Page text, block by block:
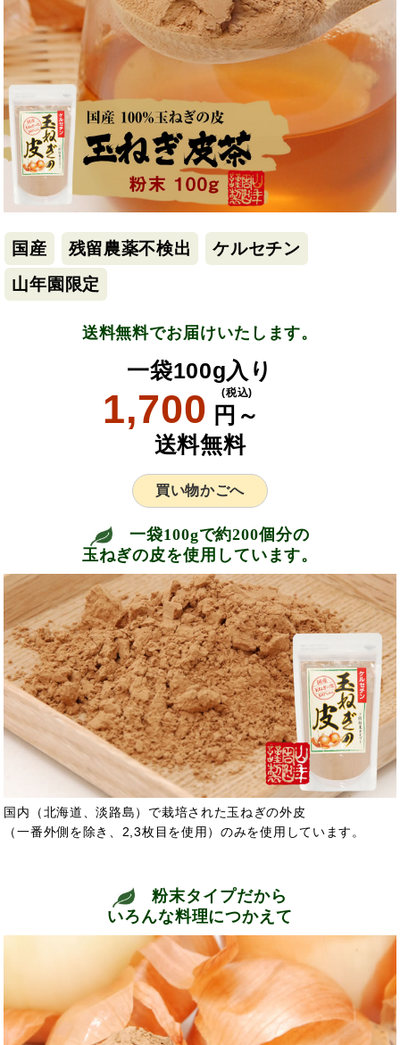
国産 残留農薬不検出
ケルセチン
山年園限定
送料無料でお届けいたします。
一袋100g入り
1,700 円～
(税込)
送料無料
買い物かごへ
一袋100gで約200個分の
玉ねぎの皮を使用しています。
国内（北海道、淡路島）で栽培された玉ねぎの外皮
（一番外側を除き、2,3枚目を使用）のみを使用しています。
粉末タイプだから
いろんな料理につかえて